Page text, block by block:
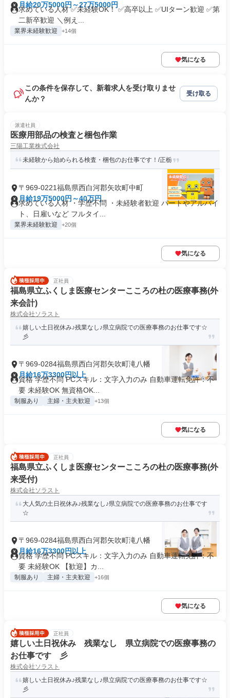
月給20万5000円～27万5000円
求めている人材 ✅未経験OK！ ✅高卒以上 ✅UIターン歓迎 ✅第
二新卒歓迎 ＼例え...
業界未経験歓迎 +14個
気になる
この条件を保存して、新着求人を受け取りませ
んか？
受け取る
派遣社員
医療用部品の検査と梱包作業
三陽工業株式会社
未経験から始められる検査・梱包のお仕事です！/正栃
〒969-0221福島県西白河郡矢吹町中町
月給19万5000円～40万円
求めている人材 ・学歴不問 ・未経験者歓迎 パートやアルバイ
ト、日雇いなど フルタイ...
業界未経験歓迎 +20個
気になる
正社員
福島県立ふくしま医療センターこころの杜の医療事務(外
来会計)
株式会社ソラスト
嬉しい土日祝休み♪残業なし♪県立病院での医療事務のお仕事です☆
彡
〒969-0284福島県西白河郡矢吹町滝八幡
月給16万3300円以上
資格 学歴不問 PCスキル：文字入力のみ 自動車運転免許：不
要 未経験OK 無資格OK...
制服あり 主婦・主夫歓迎 +13個
気になる
正社員
福島県立ふくしま医療センターこころの杜の医療事務(外
来受付)
株式会社ソラスト
大人気の土日祝休み♪残業なし♪県立病院での医療事務のお仕事です
☆
〒969-0284福島県西白河郡矢吹町滝八幡
月給16万3300円以上
資格 学歴不問 PCスキル：文字入力のみ 自動車運転免許：不
要 未経験OK 【歓迎】カ...
制服あり 主婦・主夫歓迎 +16個
気になる
正社員
嬉しい土日祝休み 残業なし 県立病院での医療事務の
お仕事です 彡
株式会社ソラスト
嬉しい土日祝休み♪残業なし♪県立病院での医療事務のお仕事です☆
彡